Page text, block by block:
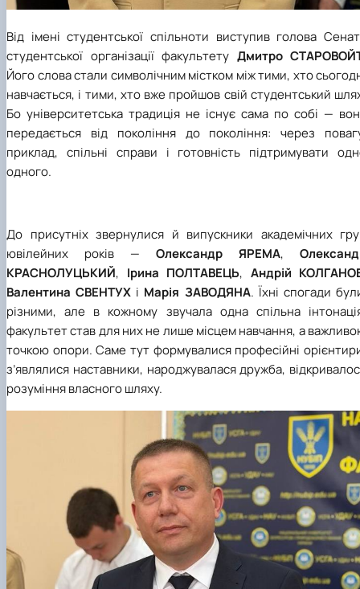
Від імені студентської спільноти виступив голова
студентської організації факультету Дмитро
Його слова стали символічним містком між тими, хто
навчається, і тими, хто вже пройшов свій студентський
Бо університетська традиція не існує сама по собі —
передається від покоління до покоління: через
приклад, спільні справи і готовність підтримувати
одного.
До присутніх звернулися й випускники академічних
ювілейних років — Олександр ЯРЕМА,
КРАСНОЛУЦЬКИЙ, Ірина ПОЛТАВЕЦЬ, Андрій
Валентина СВЕНТУХ і Марія ЗАВОДЯНА. Їхні спогади
різними, але в кожному звучала одна спільна
факультет став для них не лише місцем навчання, а
точкою опори. Саме тут формувалися професійні
з’являлися наставники, народжувалася дружба,
розуміння власного шляху.